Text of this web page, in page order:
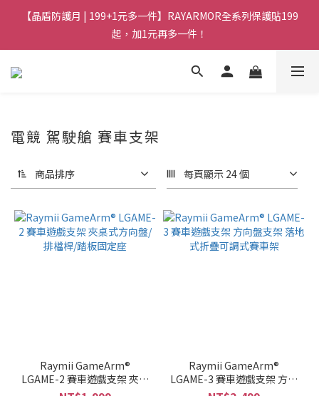
【晶盾防護月 | 199+1元多一件】RAYARMOR全系列保護貼199
起，加1元再多一件！
電競 駕駛艙 賽車支架
商品排序 每頁顯示 24 個
Raymii GameArm®
LGAME-2 賽車遊戲支架 夾桌
式方向盤/排檔桿/踏板固定座
Raymii GameArm®
LGAME-3 賽車遊戲支架 方向
盤支架 落地式折疊可調式賽